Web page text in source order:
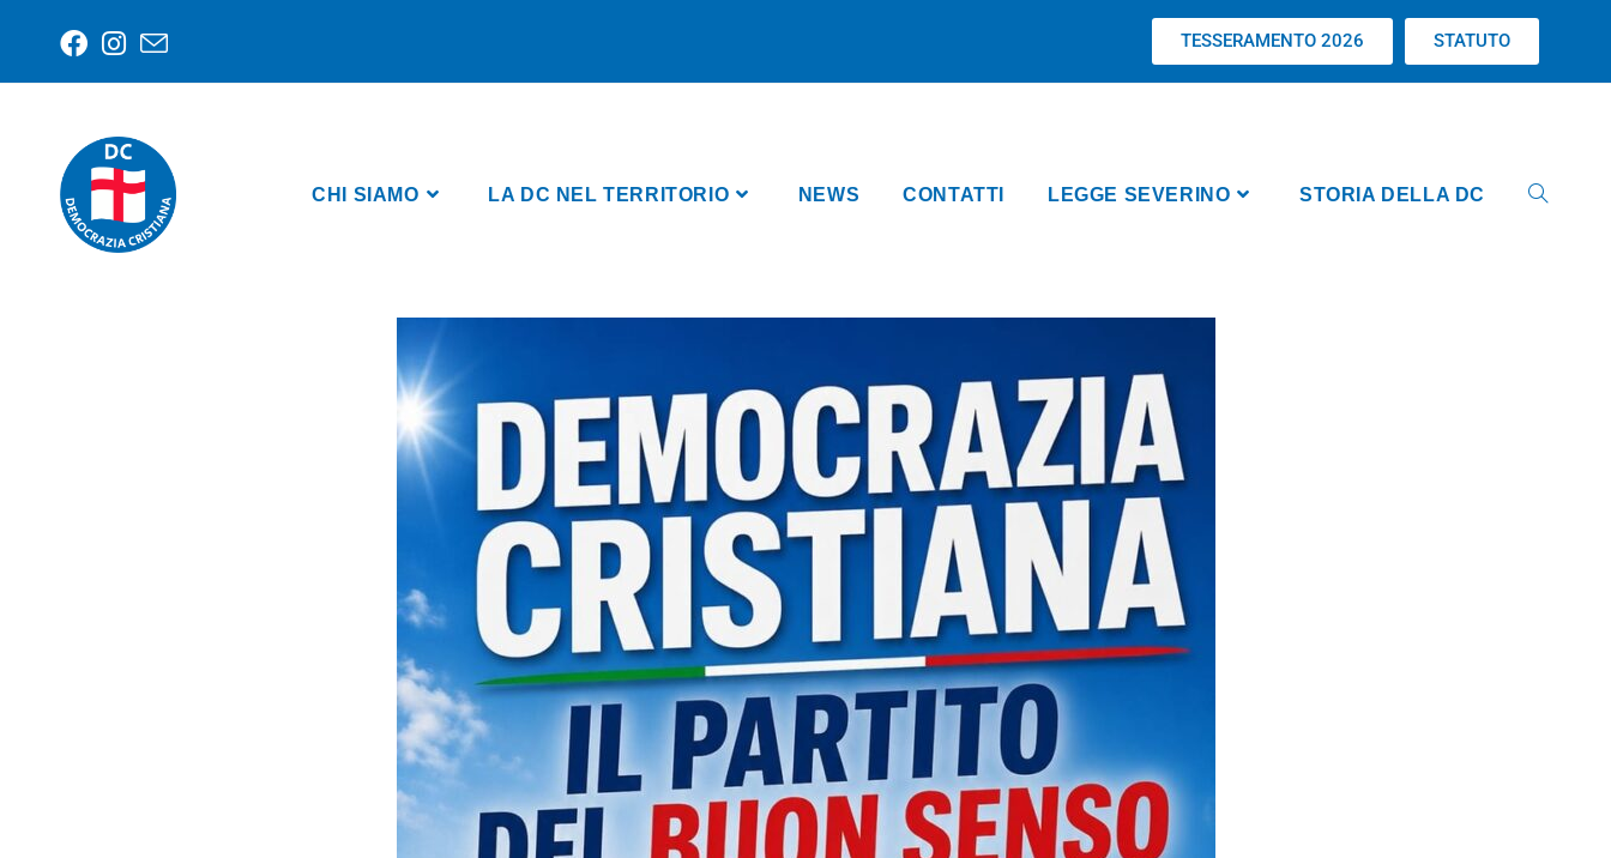
TESSERAMENTO 2026 STATUTO
CHI SIAMO LA DC NEL TERRITORIO NEWS CONTATTI LEGGE SEVERINO STORIA DELLA DC